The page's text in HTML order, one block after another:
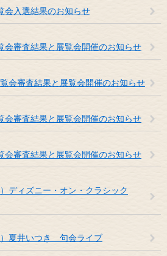
会入選結果のお知らせ
会審査結果と展覧会開催のお知らせ
会審査結果と展覧会開催のお知らせ
会審査結果と展覧会開催のお知らせ
会審査結果と展覧会開催のお知らせ
ディズニー・オン・クラシック
）夏井いつき 句会ライブ